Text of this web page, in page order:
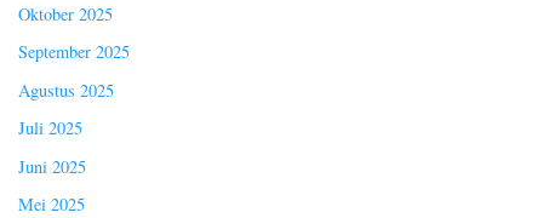
Oktober 2025
September 2025
Agustus 2025
Juli 2025
Juni 2025
Mei 2025